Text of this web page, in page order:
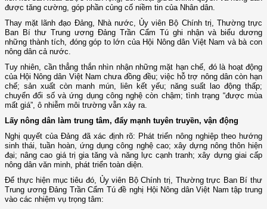
được tăng cường, góp phần củng cố niềm tin của Nhân dân.
Thay mặt lãnh đạo Đảng, Nhà nước, Ủy viên Bộ Chính trị, Thường trực
Ban Bí thư Trung ương Đảng Trần Cẩm Tú ghi nhận và biểu dương
những thành tích, đóng góp to lớn của Hội Nông dân Việt Nam và bà con
nông dân cả nước.
Tuy nhiên, cần thẳng thắn nhìn nhận những mặt hạn chế, đó là hoạt động
của Hội Nông dân Việt Nam chưa đồng đều; việc hỗ trợ nông dân còn hạn
chế; sản xuất còn manh mún, liên kết yếu; năng suất lao động thấp;
chuyển đổi số và ứng dụng công nghệ còn chậm; tình trạng “được mùa
mất giá”, ô nhiễm môi trường vẫn xảy ra.
Lấy nông dân làm trung tâm, đẩy mạnh tuyên truyền, vận động
Nghị quyết của Đảng đã xác định rõ: Phát triển nông nghiệp theo hướng
sinh thái, tuần hoàn, ứng dụng công nghệ cao; xây dựng nông thôn hiện
đại; nâng cao giá trị gia tăng và năng lực cạnh tranh; xây dựng giai cấp
nông dân văn minh, phát triển toàn diện.
Để thực hiện mục tiêu đó, Ủy viên Bộ Chính trị, Thường trực Ban Bí thư
Trung ương Đảng Trần Cẩm Tú đề nghị Hội Nông dân Việt Nam tập trung
vào các nhiệm vụ trọng tâm: